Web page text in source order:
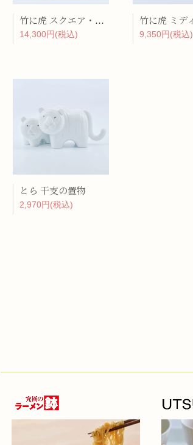
竹に虎 スクエア・ディナープレート
14,300円(税込)
9,350円(税込)
とら 干支の置物
2,970円(税込)
フリーカップ
マグカップ
湯呑み
盃／ぐい呑み
丸型
四角型
変形型
飯碗
麺鉢／丼鉢
鉢型
急須
箸/カトラリー
スタンド
花瓶
陶箱
てぬぐい